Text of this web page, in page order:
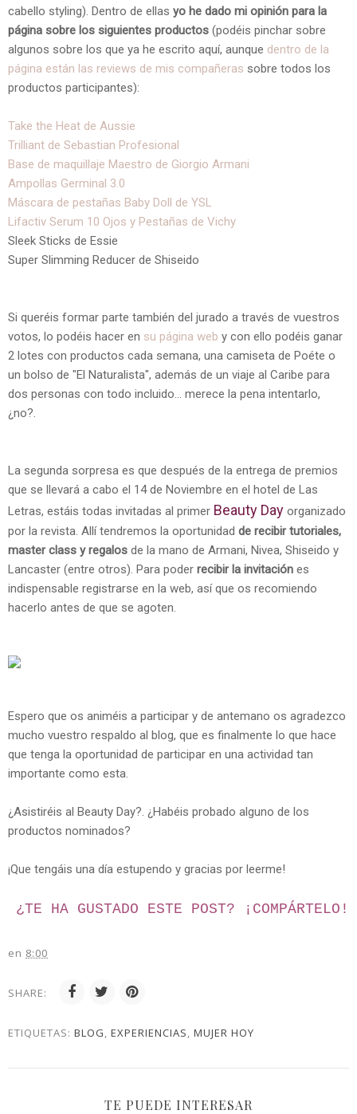
cabello styling). Dentro de ellas yo he dado mi opinión para la
página sobre los siguientes productos (podéis pinchar sobre
algunos sobre los que ya he escrito aquí, aunque dentro de la
página están las reviews de mis compañeras sobre todos los
productos participantes):
Take the Heat de Aussie
Trilliant de Sebastian Profesional
Base de maquillaje Maestro de Giorgio Armani
Ampollas Germinal 3.0
Máscara de pestañas Baby Doll de YSL
Lifactiv Serum 10 Ojos y Pestañas de Vichy
Sleek Sticks de Essie
Super Slimming Reducer de Shiseido
Si queréis formar parte también del jurado a través de vuestros
votos, lo podéis hacer en su página web y con ello podéis ganar
2 lotes con productos cada semana, una camiseta de Poéte o
un bolso de "El Naturalista", además de un viaje al Caribe para
dos personas con todo incluido... merece la pena intentarlo,
¿no?.
La segunda sorpresa es que después de la entrega de premios
que se llevará a cabo el 14 de Noviembre en el hotel de Las
Letras, estáis todas invitadas al primer Beauty Day organizado
por la revista. Allí tendremos la oportunidad de recibir tutoriales,
master class y regalos de la mano de Armani, Nivea, Shiseido y
Lancaster (entre otros). Para poder recibir la invitación es
indispensable registrarse en la web, así que os recomiendo
hacerlo antes de que se agoten.
Espero que os animéis a participar y de antemano os agradezco
mucho vuestro respaldo al blog, que es finalmente lo que hace
que tenga la oportunidad de participar en una actividad tan
importante como esta.
¿Asistiréis al Beauty Day?. ¿Habéis probado alguno de los
productos nominados?
¡Que tengáis una día estupendo y gracias por leerme!
¿TE HA GUSTADO ESTE POST? ¡ COMPÁRTELO!
en 8:00
SHARE:
ETIQUETAS: BLOG EXPERIENCIAS MUJER HOY
TE PUEDE INTERESAR